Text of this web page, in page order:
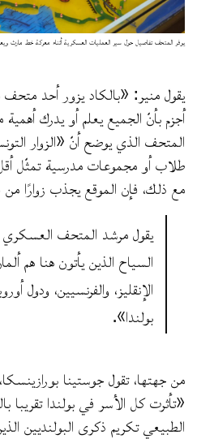
يوفر المتحف تفاصيل حول سير العمليات العسكرية أثناء معركة خط مارث
يقول منير: «بالكاد يزور أحد
أجزم بأنّ الجميع يعلم أو يدرك
المتحف الذي يوضح أنّ «الزوار
مع ذلك، فإن الموقع يجذب زوارًا
السياح الذين يأتون هنا هم
الإنقليز، والفرنسيين، ودول
بولندا».
من جهتها، تقول جوستينا
«تأثرت كل الأسر في بولندا تقريبا
الطبيعي تكريم ذكرى البولنديين